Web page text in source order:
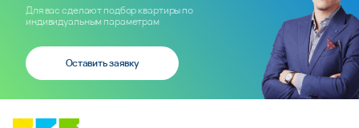
Для вас сделают подбор квартиры по
индивидуальным параметрам
Оставить заявку